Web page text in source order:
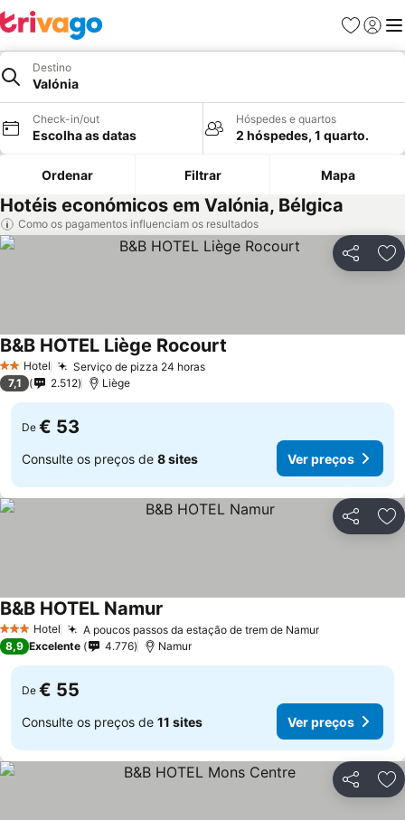
Favoritos
Iniciar
Destino
Valónia
Check-in/out
Escolha as datas
Hóspedes e quartos
2 hóspedes, 1 quarto.
Ordenar Filtrar Mapa
Hotéis económicos em Valónia, Bélgica
Como os pagamentos influenciam os resultados
Partilhar
2 Estrelas
Hotel Serviço de pizza 24 horasVer preços
B&B HOTEL Liège Rocourt
7,1 2.512 Liège
De € 53
Consulte os preços de 8 sites Ver preços
Partilhar
3 EstrelasHotel A poucos passos da estação de trem de NamurVer preços
B&B HOTEL Namur
8,9 Excelente 4.776 Namur
De € 55
Consulte os preços de 11 sites Ver preços
Partilhar